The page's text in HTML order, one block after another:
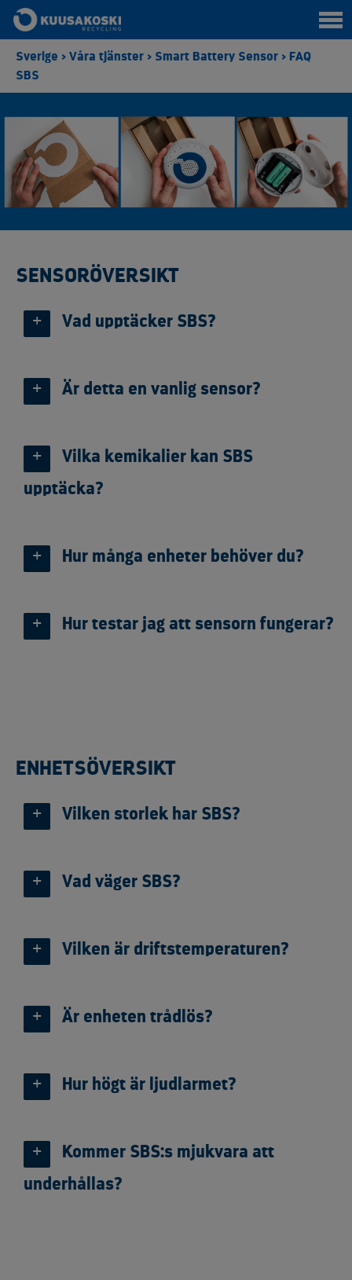
Sverige > Våra tjänster > Smart Battery Sensor > FAQ
SBS
SENSORÖVERSIKT
Vad upptäcker SBS?
Är detta en vanlig sensor?
Vilka kemikalier kan SBS
upptäcka?
Hur många enheter behöver du?
Hur testar jag att sensorn fungerar?
ENHETSÖVERSIKT
Vilken storlek har SBS?
Vad väger SBS?
Vilken är driftstemperaturen?
Är enheten trådlös?
Hur högt är ljudlarmet?
Kommer SBS:s mjukvara att
underhållas?